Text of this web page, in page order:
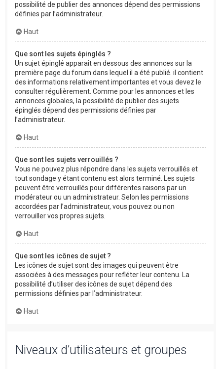
possibilité de publier des annonces dépend des permissions
définies par l’administrateur.
Haut
Que sont les sujets épinglés ?
Un sujet épinglé apparaît en dessous des annonces sur la
première page du forum dans lequel il a été publié. il contient
des informations relativement importantes et vous devez le
consulter régulièrement. Comme pour les annonces et les
annonces globales, la possibilité de publier des sujets
épinglés dépend des permissions définies par
l’administrateur.
Haut
Que sont les sujets verrouillés ?
Vous ne pouvez plus répondre dans les sujets verrouillés et
tout sondage y étant contenu est alors terminé. Les sujets
peuvent être verrouillés pour différentes raisons par un
modérateur ou un administrateur. Selon les permissions
accordées par l’administrateur, vous pouvez ou non
verrouiller vos propres sujets.
Haut
Que sont les icônes de sujet ?
Les icônes de sujet sont des images qui peuvent être
associées à des messages pour refléter leur contenu. La
possibilité d’utiliser des icônes de sujet dépend des
permissions définies par l’administrateur.
Haut
Niveaux d’utilisateurs et groupes